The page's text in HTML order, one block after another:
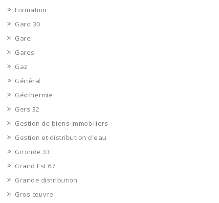
Formation
Gard 30
Gare
Gares
Gaz
Général
Géothermie
Gers 32
Gestion de biens immobiliers
Gestion et distribution d'eau
Gironde 33
Grand Est 67
Grande distribution
Gros œuvre